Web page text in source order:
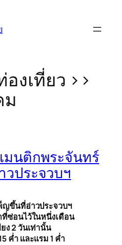
องเที่ยว >>
ม
นติกพระจันทร์
ประจวบฯ
ญขึ้นที่อ่าวประจวบฯ
ซ่อนไว้ในหนึ่งเดือน
ง 2 วันเท่านั้น
ค่ำ และแรม 1 ค่ำ